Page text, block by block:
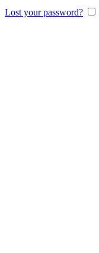
Lost your password?